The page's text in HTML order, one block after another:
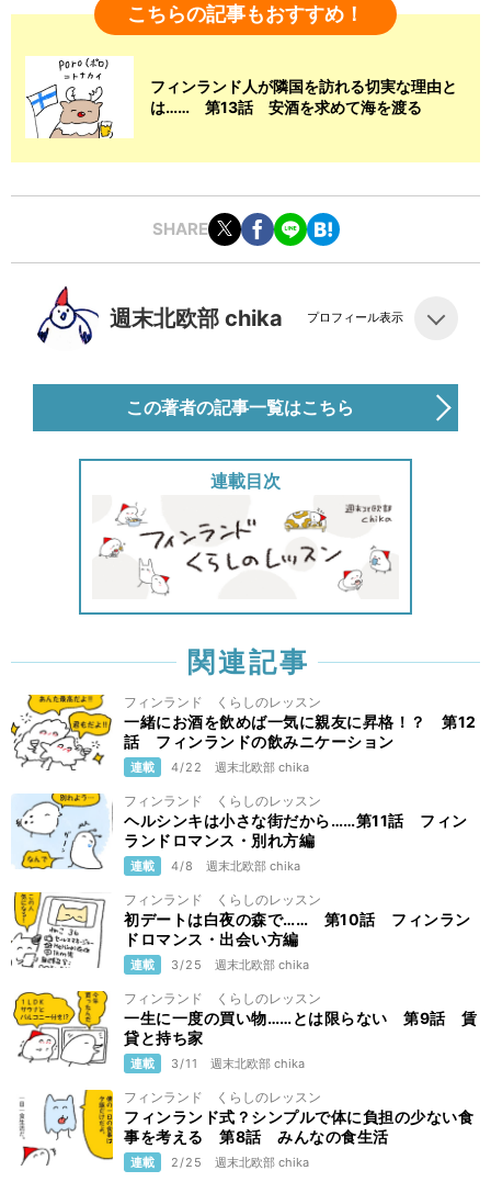
こちらの記事もおすすめ！
フィンランド人が隣国を訪れる切実な理由と
は…… 第13話 安酒を求めて海を渡る
SHARE
週末北欧部 chika プロフィール表示
この著者の記事一覧はこちら
連載目次
関連記事
フィンランド くらしのレッスン
一緒にお酒を飲めば一気に親友に昇格！？ 第12
話 フィンランドの飲みニケーション
連載 4/22 週末北欧部 chika
フィンランド くらしのレッスン
ヘルシンキは小さな街だから……第11話 フィン
ランドロマンス・別れ方編
連載 4/8 週末北欧部 chika
フィンランド くらしのレッスン
初デートは白夜の森で…… 第10話 フィンラン
ドロマンス・出会い方編
連載 3/25 週末北欧部 chika
フィンランド くらしのレッスン
一生に一度の買い物……とは限らない 第9話 賃
貸と持ち家
連載 3/11 週末北欧部 chika
フィンランド くらしのレッスン
フィンランド式？シンプルで体に負担の少ない食
事を考える 第8話 みんなの食生活
連載 2/25 週末北欧部 chika